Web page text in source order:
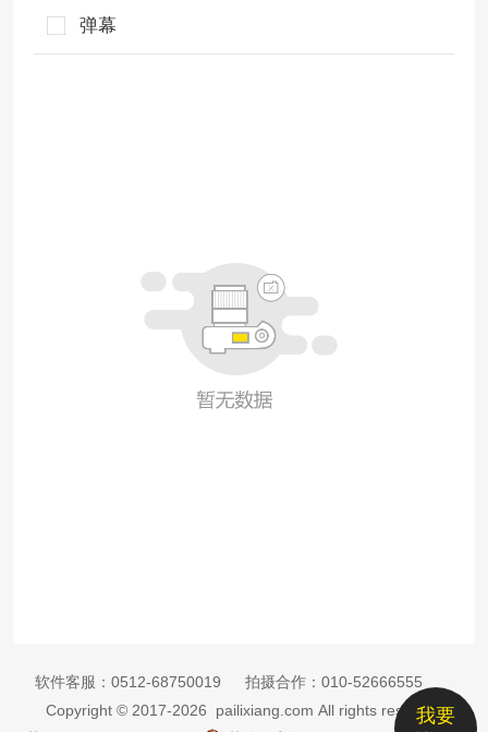
弹幕
我要
软件客服： 0512-68750019 拍摄合作： 010-52666555
Copyright © 2017-2026 pailixiang.com All rights reserved